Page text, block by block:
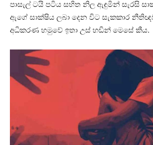
පාසැල් ටයි පටිය සහිත නිල ඇඳුමින් සැරසි
ඇගේ සාක්ෂිය ලබා දෙන විට සැකකාර
අධිකරණ හමුවේ ඉතා උස් හඬින් මෙසේ කීය.